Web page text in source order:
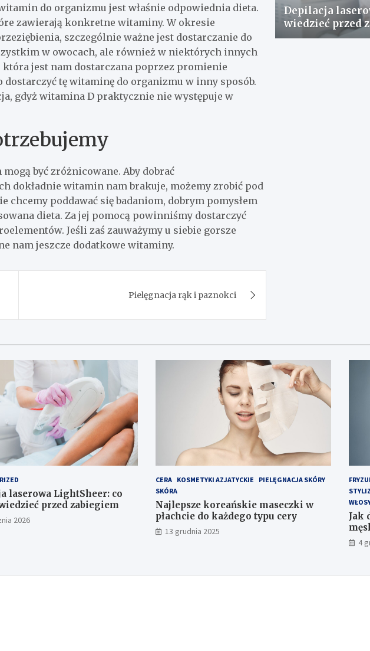
do organizmu jest właśnie odpowiednia dieta.
zawierają konkretne witaminy. W okresie
szczególnie ważne jest dostarczanie do
w owocach, ale również w niektórych innych
która jest nam dostarczana poprzez promienie
dostarczyć tę witaminę do organizmu w inny sposób.
gdyż witamina D praktycznie nie występuje w
być zróżnicowane. Aby dobrać
dokładnie witamin nam brakuje, możemy zrobić pod
chcemy poddawać się badaniom, dobrym pomysłem
dieta. Za jej pomocą powinniśmy dostarczyć
Jeśli zaś zauważymy u siebie gorsze
nam jeszcze dodatkowe witaminy.
Pielęgnacja rąk i paznokci
Depilacja
wiedzieć przed
laserowa LightSheer: co
przed zabiegiem
2026
CERA KOSMETYKI AZJATYCKIE
PIELĘGNACJA SKÓRY
SKÓRA
Najlepsze koreańskie maseczki w
płachcie do każdego typu cery
13 grudnia 2025
Jak
4